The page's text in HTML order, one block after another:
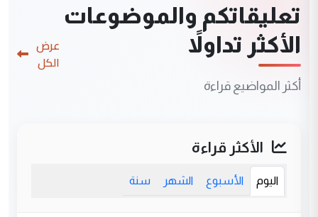
تعليقاتكم والموضوعات
الأكثر تداولاً
أكثر المواضيع قراءة
عرض
الكل
الأكثر قراءة
اليوم الأسبوع الشهر سنة